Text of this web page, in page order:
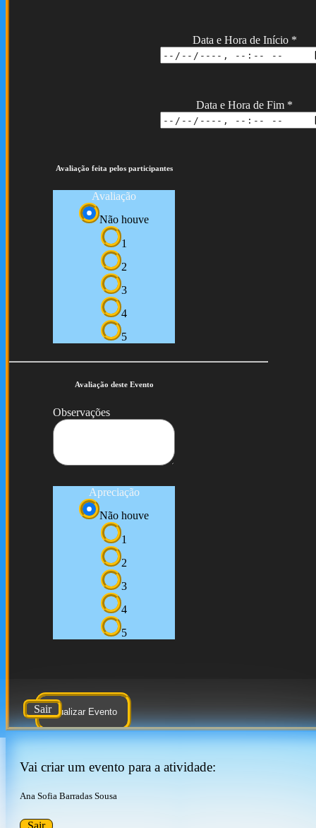
Data e Hora de Início *
Data e Hora de Fim *
Avaliação feita pelos participantes
Avaliação
Não houve
1
2
3
4
5
Avaliação deste Evento
Observações
Apreciação
Não houve
1
2
3
4
5
Atualizar Evento
Sair
Vai criar um evento para a atividade:
Ana Sofia Barradas Sousa